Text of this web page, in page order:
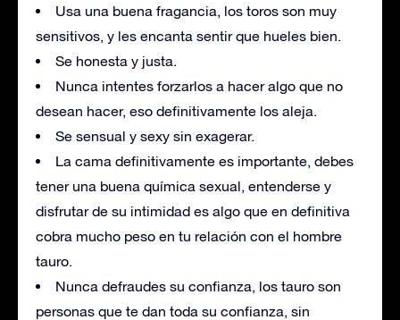
Usa una buena fragancia, los toros son muy
sensitivos, y les encanta sentir que hueles bien.
Se honesta y justa.
Nunca intentes forzarlos a hacer algo que no
desean hacer, eso definitivamente los aleja.
Se sensual y sexy sin exagerar.
La cama definitivamente es importante, debes
tener una buena química sexual, entenderse y
disfrutar de su intimidad es algo que en definitiva
cobra mucho peso en tu relación con el hombre
tauro.
Nunca defraudes su confianza, los tauro son
personas que te dan toda su confianza, sin